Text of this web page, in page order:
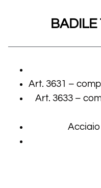
BADILE
Art. 3631 –
Art. 3633 –